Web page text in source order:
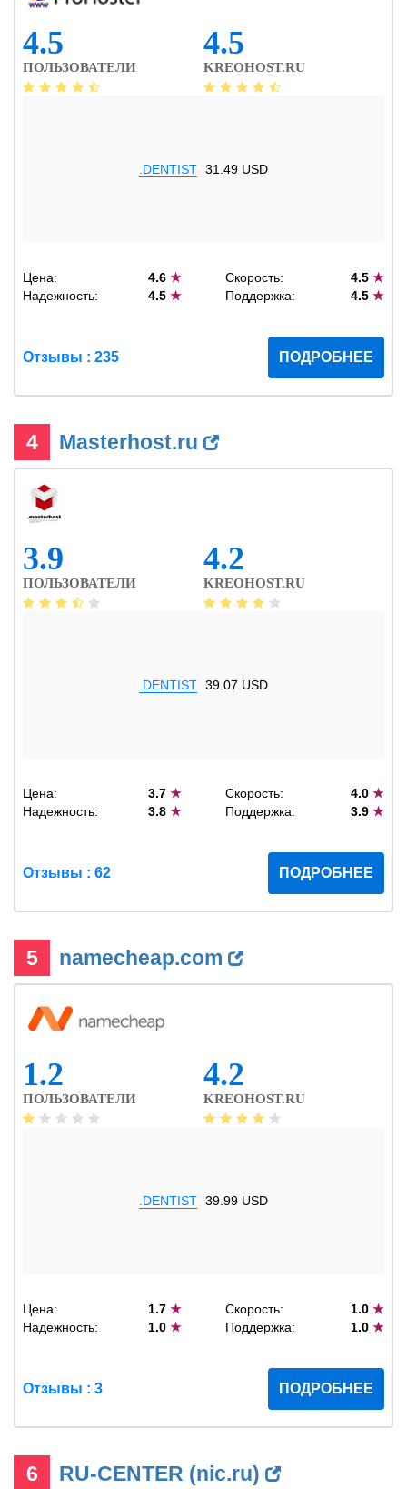
4.5
ПОЛЬЗОВАТЕЛИ
4.5
KREOHOST.RU
.DENTIST 31.49 USD
Цена: 4.6★ Скорость: 4.5 ★
Надежность:
4.5★ Поддержка: 4.5 ★
Отзывы : 235 ПОДРОБНЕЕ
4 Masterhost.ru
3.9
ПОЛЬЗОВАТЕЛИ
4.2
KREOHOST.RU
.DENTIST 39.07 USD
Цена: 3.7★ Скорость: 4.0 ★
Надежность:
3.8★ Поддержка: 3.9 ★
Отзывы : 62 ПОДРОБНЕЕ
5 namecheap.com
1.2
ПОЛЬЗОВАТЕЛИ
4.2
KREOHOST.RU
.DENTIST 39.99 USD
Цена: 1.7★ Скорость: 1.0 ★
Надежность:
1.0★ Поддержка: 1.0 ★
Отзывы : 3 ПОДРОБНЕЕ
6 RU-CENTER (nic.ru)